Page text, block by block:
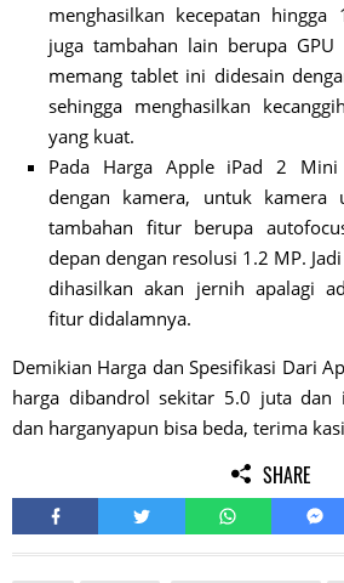
menghasilkan kecepatan hingga
juga tambahan lain berupa GPU
memang tablet ini didesain
sehingga menghasilkan
yang kuat.
Pada Harga Apple iPad 2
dengan kamera, untuk kamera
tambahan fitur berupa
depan dengan resolusi 1.2 MP.
dihasilkan akan jernih apalagi
fitur didalamnya.
Demikian Harga dan Spesifikasi Dari
harga dibandrol sekitar 5.0 juta dan
dan harganyapun bisa beda, terima
SHARE